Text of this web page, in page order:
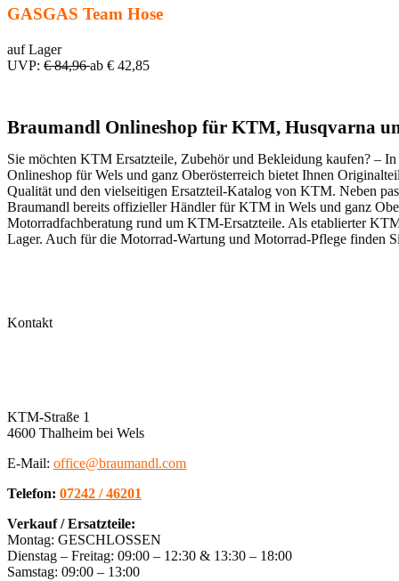
GASGAS Team Hose
auf Lager
UVP: € 84,96 ab € 42,85
Braumandl Onlineshop für KTM, Husqvarna
Sie möchten KTM Ersatzteile, Zubehör und Bekleidung kaufen? –
Onlineshop für Wels und ganz Oberösterreich bietet Ihnen
Qualität und den vielseitigen Ersatzteil-Katalog von KTM. Neben
Braumandl bereits offizieller Händler für KTM in Wels und ganz
Motorradfachberatung rund um KTM-Ersatzteile. Als etablierter
Lager. Auch für die Motorrad-Wartung und Motorrad-Pflege finden
Kontakt
KTM-Straße 1
4600 Thalheim bei Wels
E-Mail: office@braumandl.com
Telefon: 07242 / 46201
Verkauf / Ersatzteile:
Montag: GESCHLOSSEN
Dienstag – Freitag: 09:00 – 12:30 & 13:30 – 18:00
Samstag: 09:00 – 13:00